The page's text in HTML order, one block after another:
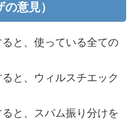
の意見）
と、使っている全ての
と、ウィルスチエック
と、スパム振り分けを